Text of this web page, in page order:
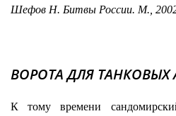
Шефов Н. Битвы России. М.,
ВОРОТА ДЛЯ
К тому времени